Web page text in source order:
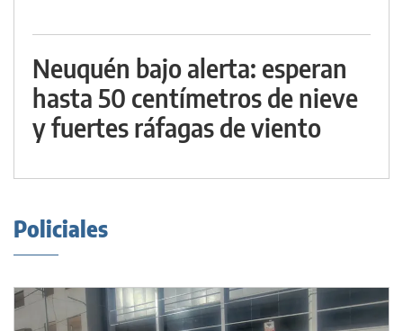
Neuquén bajo alerta: esperan
hasta 50 centímetros de nieve
y fuertes ráfagas de viento
Policiales